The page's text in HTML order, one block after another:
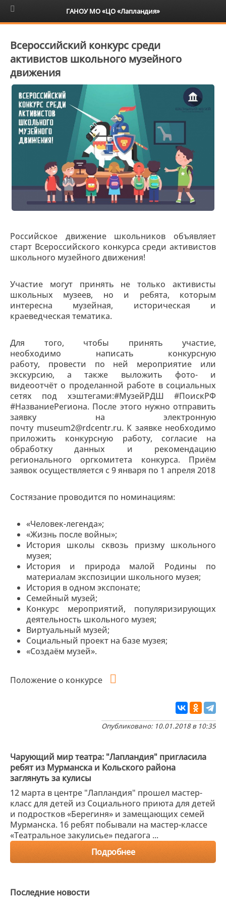
6+
Всероссийский конкурс среди
активистов школьного музейного
движения
Российское движение школьников объявляет
старт Всероссийского конкурса среди активистов
школьного музейного движения!
Участие могут принять не только активисты
школьных музеев, но и ребята, которым
интересна музейная, историческая и
краеведческая тематика.
Для того, чтобы принять участие,
необходимо написать конкурсную
работу, провести по ней мероприятие или
экскурсию, а также выложить фото- и
видеоотчёт о проделанной работе в социальных
сетях под хэштегами:#МузейРДШ #ПоискРФ
#НазваниеРегиона. После этого нужно отправить
заявку на электронную
почту museum2@rdcentr.ru. К заявке необходимо
приложить конкурсную работу, согласие на
обработку данных и рекомендацию
регионального оргкомитета конкурса. Приём
заявок осуществляется с 9 января по 1 апреля 2018
Состязание проводится по номинациям:
«Человек-легенда»;
«Жизнь после войны»;
История школы сквозь призму школьного
музея;
История и природа малой Родины по
материалам экспозиции школьного музея;
История в одном экспонате;
Семейный музей;
Конкурс мероприятий, популяризирующих
деятельность школьного музея;
Виртуальный музей;
Социальный проект на базе музея;
«Создаём музей».
Положение о конкурсе
Опубликовано: 10.01.2018 в 10:35
Чарующий мир театра: "Лапландия" пригласила
ребят из Мурманска и Кольского района
заглянуть за кулисы
12 марта в центре "Лапландия" прошел мастер-
класс для детей из Социального приюта для детей
и подростков «Берегиня» и замещающих семей
Мурманска. 16 ребят побывали на мастер-классе
«Театральное закулисье» педагога ...
Подробнее
Последние новости
ГАНОУ МО «ЦО «Лапландия»